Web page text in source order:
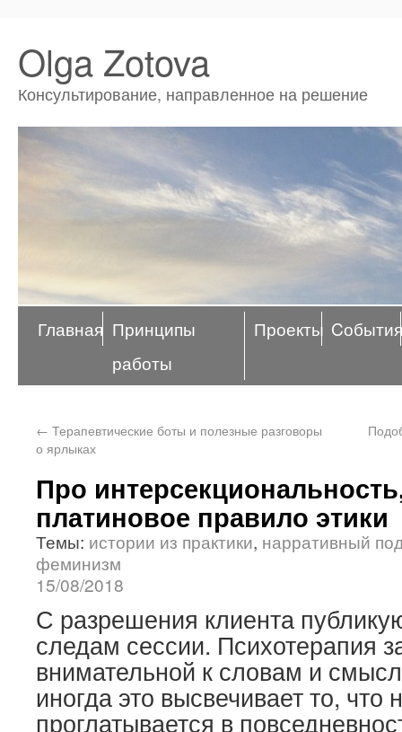
Olga Zotova
Консультирование, направленное на решение
Главная Принципы
работы
Проекты Cобытия
← Терапевтические боты и полезные разговоры
о ярлыках
Про
платиновое правило этики
Темы: истории из практики, нарративный
феминизм
15/08/2018
С разрешения клиента
следам сессии. Психотерапия
внимательной к словам и
иногда это высвечивает то, что
проглатывается в